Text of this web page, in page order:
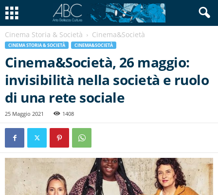
Cinema Storia & Società Cinema&Società
CINEMA STORIA & SOCIETÀ CINEMA&SOCIETÀ
Cinema&Società, 26 maggio:
invisibilità nella società e ruolo
di una rete sociale
25 Maggio 2021 1408